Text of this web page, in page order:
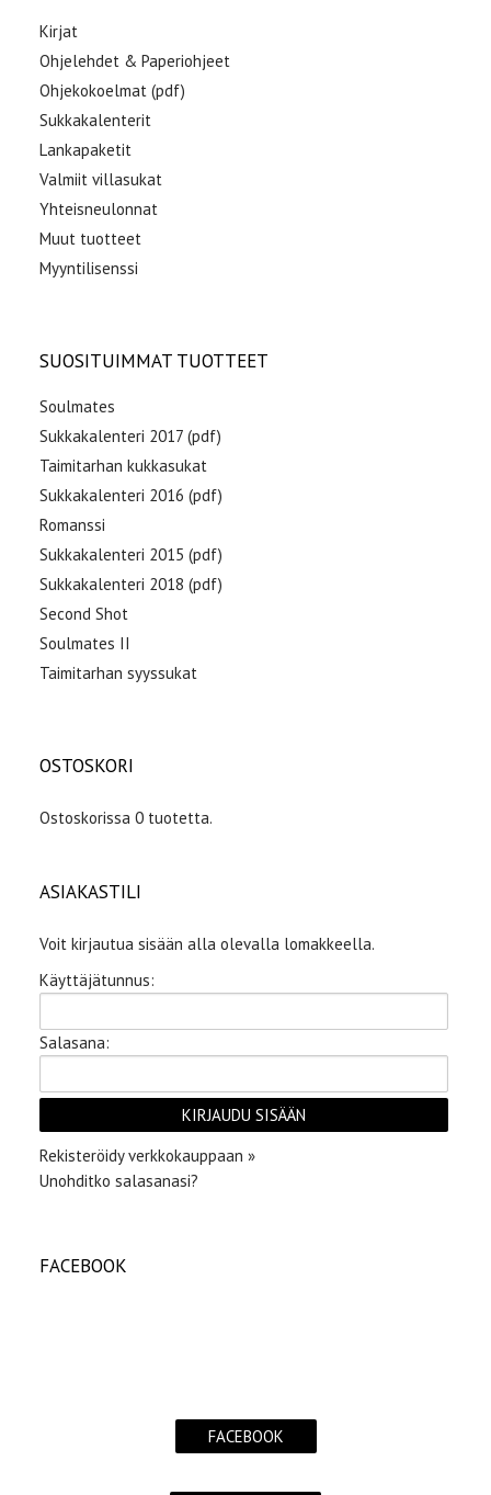
Kirjat
Ohjelehdet & Paperiohjeet
Ohjekokoelmat (pdf)
Sukkakalenterit
Lankapaketit
Valmiit villasukat
Yhteisneulonnat
Muut tuotteet
Myyntilisenssi
SUOSITUIMMAT TUOTTEET
Soulmates
Sukkakalenteri 2017 (pdf)
Taimitarhan kukkasukat
Sukkakalenteri 2016 (pdf)
Romanssi
Sukkakalenteri 2015 (pdf)
Sukkakalenteri 2018 (pdf)
Second Shot
Soulmates II
Taimitarhan syyssukat
OSTOSKORI
Ostoskorissa 0 tuotetta.
ASIAKASTILI
Voit kirjautua sisään alla olevalla lomakkeella.
Käyttäjätunnus:
Salasana:
Rekisteröidy verkkokauppaan »
Unohditko salasanasi?
FACEBOOK
FACEBOOK